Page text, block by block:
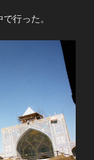
行った。